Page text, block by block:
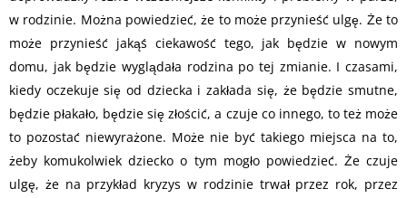
w rodzinie. Można powiedzieć, że to może przynieść ulgę. Że to
może przynieść jakąś ciekawość tego, jak będzie w nowym
domu, jak będzie wyglądała rodzina po tej zmianie. I czasami,
kiedy oczekuje się od dziecka i zakłada się, że będzie smutne,
będzie płakało, będzie się złościć, a czuje co innego, to też może
to pozostać niewyrażone. Może nie być takiego miejsca na to,
żeby komukolwiek dziecko o tym mogło powiedzieć. Że czuje
ulgę, że na przykład kryzys w rodzinie trwał przez rok, przez